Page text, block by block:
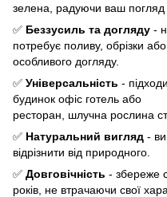
зелена, радуючи ваш погляд
✅ Беззусиль та догляду -
потребує поливу, обрізки або
особливого догляду.
✅ Універсальність -
будинок офіс готель або
ресторан, шлучна рослина
✅ Натуральний вигляд -
відрізнити від природного.
✅ Довговічність - збереже
років, не втрачаючи свої